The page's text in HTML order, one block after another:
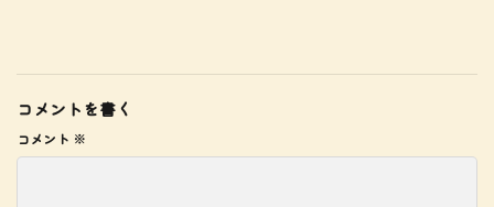
コメントを書く
コメント ※